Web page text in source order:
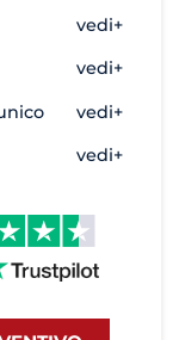
vedi+
vedi+
vedi+
vedi+